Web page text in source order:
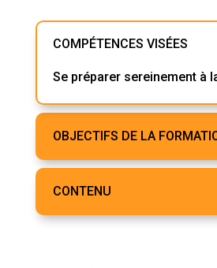
COMPÉTENCES VISÉES
Se préparer sereinement à
OBJECTIFS DE LA
CONTENU